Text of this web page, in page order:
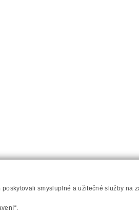
smysluplné a užitečné služby